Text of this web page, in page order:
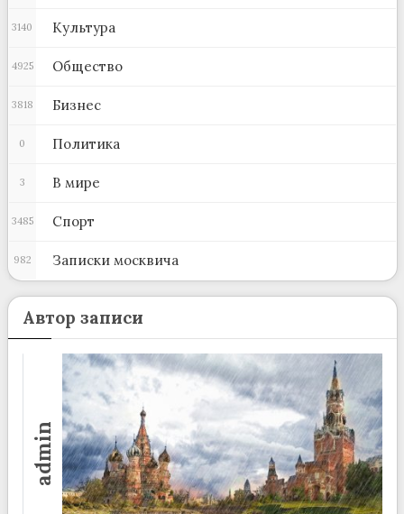
Культура
3140
Общество
4925
Бизнес
3818
Политика
0
В мире
3
Спорт
3485
Записки москвича
982
Автор записи
admin